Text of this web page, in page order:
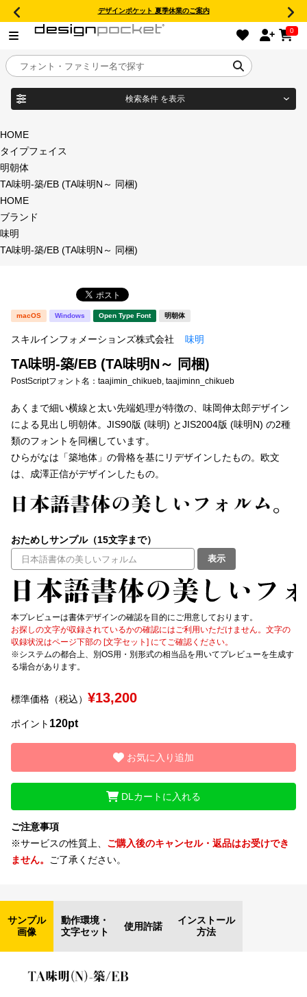
デザインポケット 夏季休業のご案内
0
目的別フォントガイド
特集
年間ライセンス商品
新着一覧
カート
マイページ
お気に入り
ご利用ガイド
よくあるご質問
お問い合わせ
検索条件 を表示
商品名
フォント形式
タイプフェイス
明朝体
宋朝体 清朝体
教科書体 行書体
草書体 勘亭流
江戸文字 デザイン毛筆
すべてを表示
セット or 単体
文字種類
価格帯
HOME
タイプフェイス
明朝体
TA味明-築/EB (TA味明N～ 同梱)
HOME
ブランド
味明
TA味明-築/EB (TA味明N～ 同梱)
macOS Windows Open Type Font 明朝体
スキルインフォメーションズ株式会社 味明
TA味明-築/EB (TA味明N～ 同梱)
PostScriptフォント名： taajimin_chikueb, taajiminn_chikueb
あくまで細い横線と太い先端処理が特徴の、味岡伸太郎デザイン
による見出し明朝体。JIS90版 (味明) とJIS2004版 (味明N) の2種
類のフォントを同梱しています。
ひらがなは「築地体」の骨格を基にリデザインしたもの。欧文
は、成澤正信がデザインしたもの。
おためしサンプル（15文字まで）
表示
本プレビューは書体デザインの確認を目的にご用意しております。
お探しの文字が収録されているかの確認にはご利用いただけません。文字の
収録状況はページ下部の [文字セット] にてご確認ください。
※システムの都合上、別OS用・別形式の相当品を用いてプレビューを生成す
る場合があります。
標準価格（税込） ¥13,200
ポイント 120pt
お気に入り追加
DLカートに入れる
ご注意事項
※サービスの性質上、 ご購入後のキャンセル・返品はお受けでき
ません。 ご了承ください。
サンプル
画像
動作環境・
文字セット
使用許諾
インストール
方法